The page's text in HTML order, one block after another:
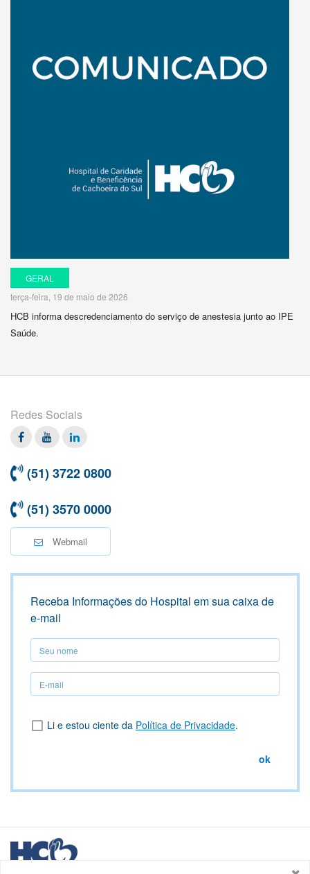
GERAL
terça-feira, 19 de maio de 2026
HCB informa descredenciamento do serviço de anestesia junto ao IPE
Saúde.
Redes Sociais
Facebook
TwitterLinkedin
(51) 3722 0800
(51) 3570 0000
Webmail
Receba Informações do Hospital em sua caixa de
e-mail
Seu
nome
Seu
nome
Li e estou ciente da Política de Privacidade.
ok
Logo
HCB